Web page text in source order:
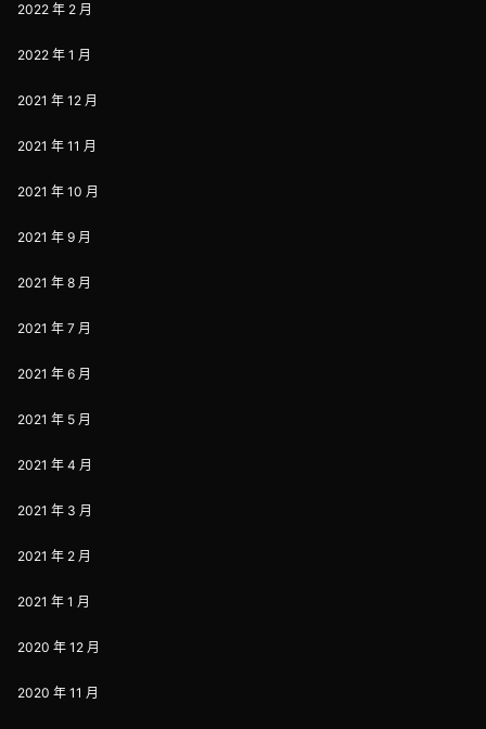
2022 年 2 月
2022 年 1 月
2021 年 12 月
2021 年 11 月
2021 年 10 月
2021 年 9 月
2021 年 8 月
2021 年 7 月
2021 年 6 月
2021 年 5 月
2021 年 4 月
2021 年 3 月
2021 年 2 月
2021 年 1 月
2020 年 12 月
2020 年 11 月